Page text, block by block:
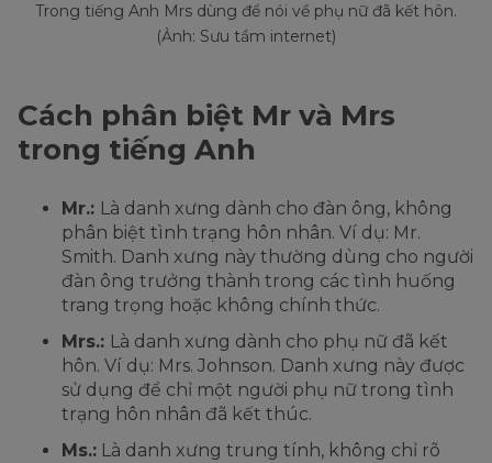
Trong tiếng Anh Mrs dùng để nói về phụ nữ đã kết hôn.
(Ảnh: Sưu tầm internet)
Cách phân biệt Mr và Mrs
trong tiếng Anh
Mr.: Là danh xưng dành cho đàn ông, không
phân biệt tình trạng hôn nhân. Ví dụ: Mr.
Smith. Danh xưng này thường dùng cho người
đàn ông trưởng thành trong các tình huống
trang trọng hoặc không chính thức.
Mrs.: Là danh xưng dành cho phụ nữ đã kết
hôn. Ví dụ: Mrs. Johnson. Danh xưng này được
sử dụng để chỉ một người phụ nữ trong tình
trạng hôn nhân đã kết thúc.
Ms.: Là danh xưng trung tính, không chỉ rõ